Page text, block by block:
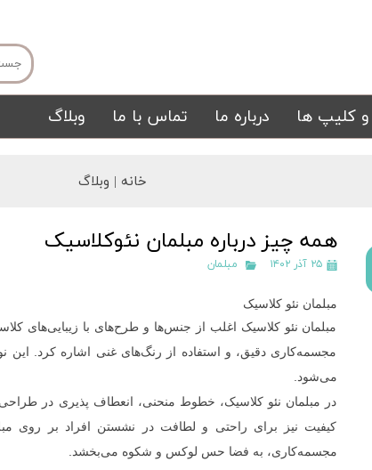
تشک تابلو
و کلیپ ها درباره ما تماس با ما وبلاگ
خانه | وبلاگ
همه چیز درباره مبلمان نئوکلاسیک
۲۵ آذر ۱۴۰۲ مبلمان
مبلمان نئو کلاسیک
مبلمان نئو کلاسیک اغلب از جنس‌ها و طرح‌های با زیبایی‌های
مجسمه‌کاری دقیق، و استفاده از رنگ‌های غنی اشاره کرد. این
می‌شود.
در مبلمان نئو کلاسیک، خطوط منحنی، انعطاف پذیری در طراحی
کیفیت نیز برای راحتی و لطافت در نشستن افراد بر روی
مجسمه‌کاری، به فضا حس لوکس و شکوه می‌بخشد.